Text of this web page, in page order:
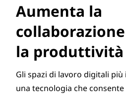
Aumenta la
la produttività
Gli spazi di lavoro digitali
una tecnologia che